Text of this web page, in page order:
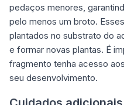
pedaços menores,
pelo menos um broto.
plantados no substrato do
e formar novas plantas. É
fragmento tenha acesso
seu desenvolvimento.